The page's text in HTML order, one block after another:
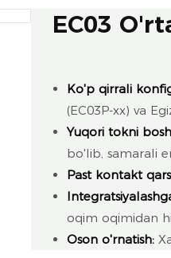
EC03
Ko'p qirrali
(EC03P-xx) va
Yuqori tokni
bo'lib, samarali
Past kontakt
oqim oqimidan
Oson o'rnatish: